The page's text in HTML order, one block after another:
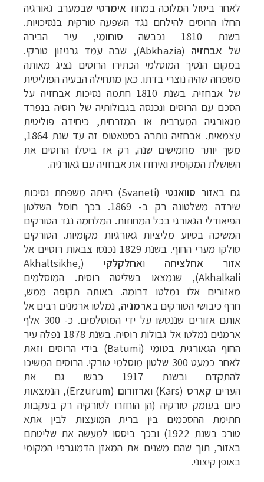
לאחר ביטול המלוכה במחוז אימרטישבמערב גאורגיה
החלו הרוסים להילחם נגד השפעה טורקית בנסיכויות.
בשנת 1810
נכבשה סוחומי, עיר הבירה
של אבחזיה (Abkhazia)
, שבה עמד גרניזון טורקי.
במקום הנסיך המוסלמי הכתירו הרוסים נציג מאותה
משפחה שהיה נוצרי בדתו. כאן מתחילה הבעיה הפוליטית
של
אבחזיה. בשנת 1810 חתמה נסיכות אבחזיה על
הסכם עם הרוסים ונכנסה בגבולותיה של רוסיה בנפרד
מגאורגיה המערבית או המזרחית, כיחידה פוליטית
עצמאית. אבחזיה נותרה בסטאטוס
זה עד שנת 1864,
משך יותר מחמישים שנה, רק אז ביטלו הרוסים את
השושלת המקומיתואיחדו את אבחזיה עם גאורגיה.
גם באזור סוואנטי (Svaneti)
הייתה משפחת נסיכות
שירדה
משלטונה רק ב- 1869. בכך חוסל השלטון
הפיאודלי הגאורגי בכל המחוזות. המלחמה נגד הטורקים
המשיכה בסיוע מליציות גאורגיות מקומיות. הטורקים
סולקו מערי החוף. בשנת1829
נכנסו צבאות רוסיים אל
אזור אחלציחה ואחלקלקי (
Akhaltsikhe,
Akhalkali
),
שנמצאו בשליטה רוסית. המוסלמים
מאזורים אלו נמלטו דרומה. באותה תקופה ממש,
חרףכיבושי הטורקים בארמניה, נמלטו ארמנים רבים אל
אותם אזורים שננטשו על ידי המוסלמים.
כ- 300 אלף
ארמנים נמלטו אל גבולות רוסיה. בשנת 1878 נפלה עיר
החוף הגאורגיתבטומי (
Batumi
) בידי הרוסים וזאת
לאחר כמעט 300 שלטון מוסלמי טורקי. הרוסים המשיכו
להתקדם
ובשנת 1917 כבשו גם את
הערים קארס (
Kars) וארזורום (
Erzurum), הנמצאות
כיום בעומק טורקיה (הן הוחזרו לטורקיה רק בעקבות
חתימת ההסכמים בין ברית המועצות לבין אתא
טורכ
בשנת 1922) ובכך ביססו למעשה את שליטתם
באזור, תוך שהם משנים את המאזן הדמוגרפי המקומי
באופן קיצוני.